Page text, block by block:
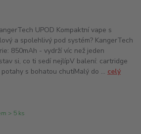
UPOD Kompaktní vape s
a spolehlivý pod systém? KangerTech
850mAh - vydrží víc než jeden
si, co ti sedí nejlípV balení: cartridge
s bohatou chutíMalý do ... celý
> 5 ks